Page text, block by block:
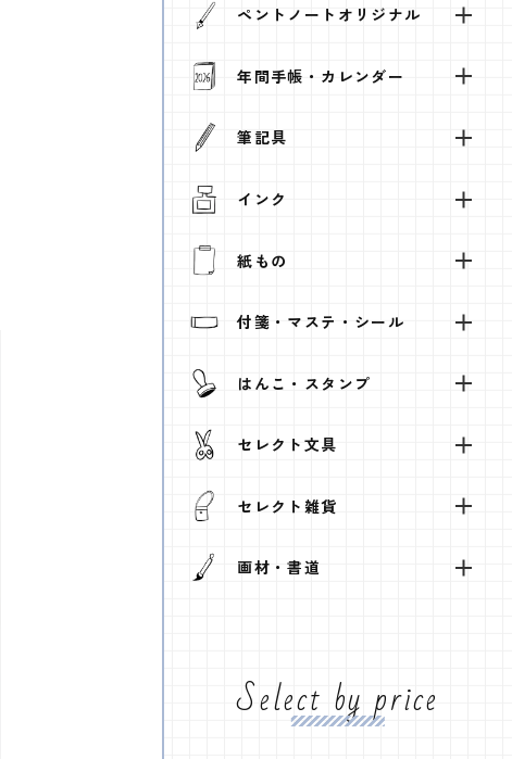
ペントノートオリジナル
年間手帳・カレンダー
筆記具
インク
紙もの
付箋・マステ・シール
はんこ・スタンプ
セレクト文具
セレクト雑貨
画材・書道
Select by price